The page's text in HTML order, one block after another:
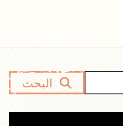
البحث